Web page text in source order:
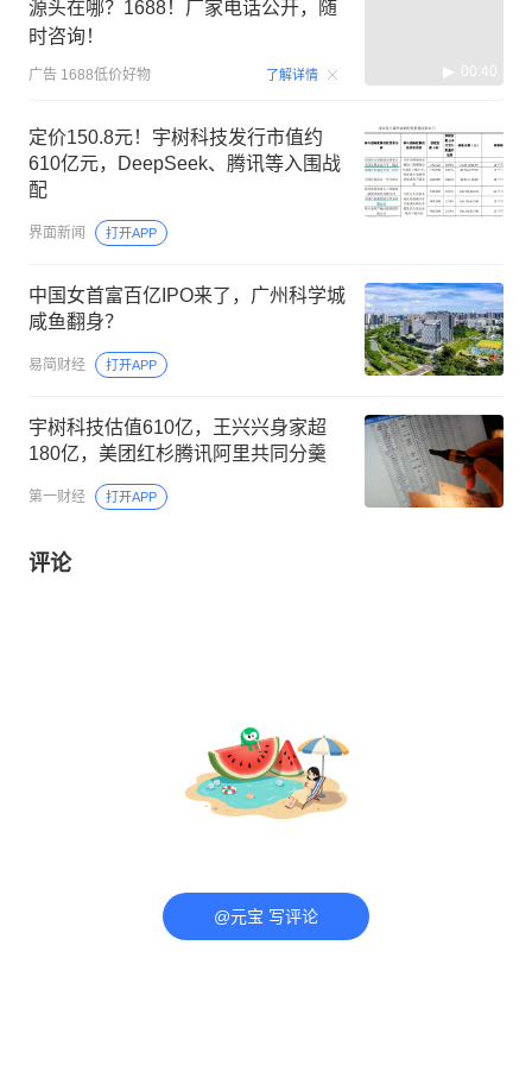
源头在哪？1688！厂家电话公开，随
时咨询！
广告 1688低价好物 了解详情 00:40
定价150.8元！宇树科技发行市值约
610亿元，DeepSeek、腾讯等入围战
配
界面新闻 打开APP
中国女首富百亿IPO来了，广州科学城
咸鱼翻身？
易简财经 打开APP
宇树科技估值610亿，王兴兴身家超
180亿，美团红杉腾讯阿里共同分羹
第一财经 打开APP
评论
@元宝 写评论